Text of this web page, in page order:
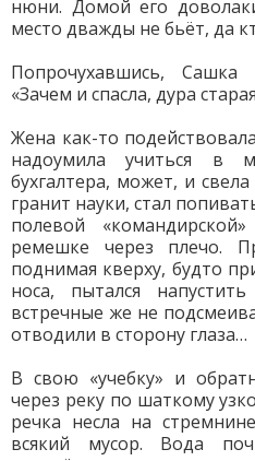
нюни. Домой его
место дважды не бьёт, да
Попрочухавшись, Сашка
«Зачем и спасла, дура
Жена как-то
надоумила учиться в
бухгалтера, может, и
гранит науки, стал
полевой
ремешке через плечо.
поднимая кверху, будто
носа, пытался
встречные же не
отводили в сторону глаза…
В свою «учебку» и
через реку по шаткому
речка несла на
всякий мусор. Вода